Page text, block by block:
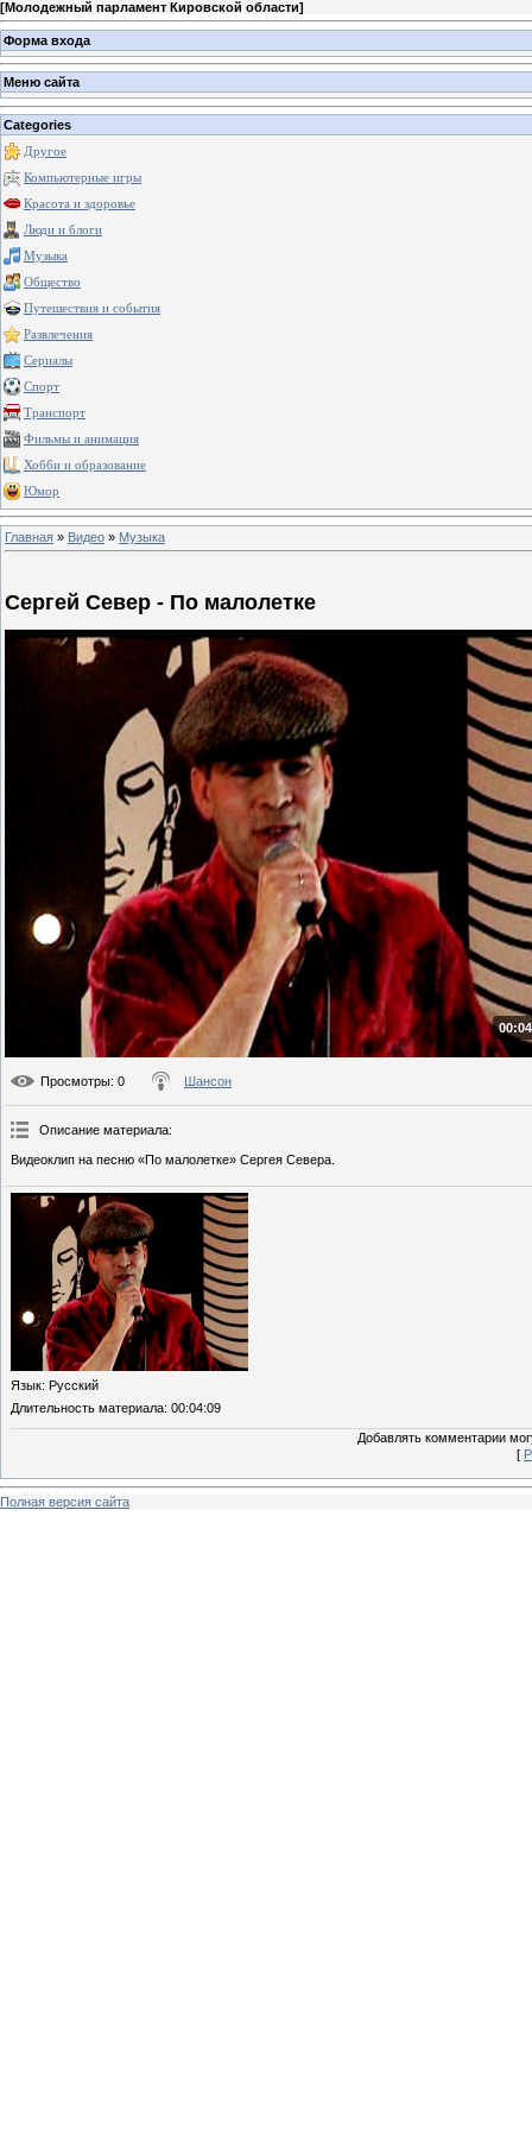
[Молодежный парламент Кировской области]
Форма входа
Меню сайта
Categories
Другое
Компьютерные игры
Красота и здоровье
Люди и блоги
Музыка
Общество
Путешествия и события
Развлечения
Сериалы
Спорт
Транспорт
Фильмы и анимация
Хобби и образование
Юмор
Главная » Видео » Музыка
Сергей Север - По малолетке
Просмотры: 0 Шансон
Описание материала:
Видеоклип на песню «По малолетке» Сергея Севера.
Язык: Русский
Длительность материала: 00:04:09
Добавлять комментарии
[
Полная версия сайта